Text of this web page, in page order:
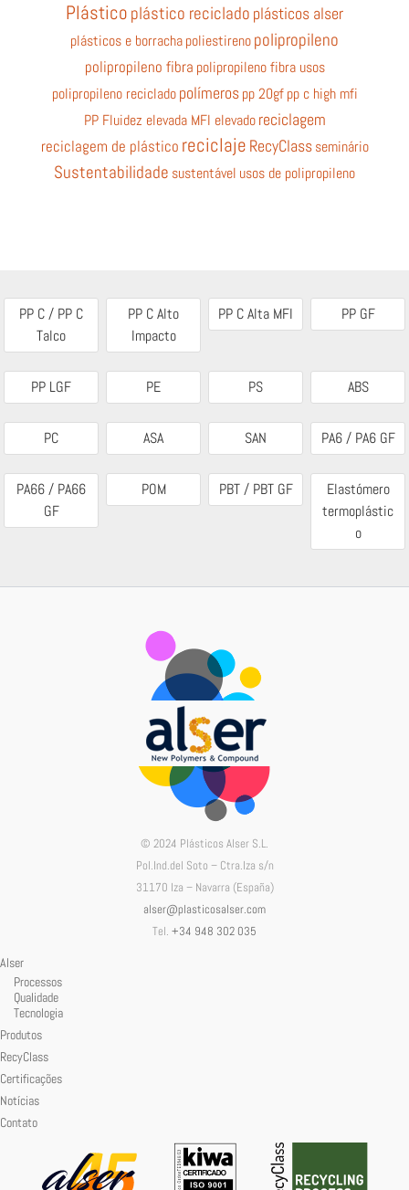
Plástico plástico reciclado plásticos alser
plásticos e borrachapoliestirenopolipropileno
polipropileno fibra polipropileno fibra usos
polipropileno reciclado polímeros pp 20gf pp c high mfi
PP Fluidez elevada MFI elevado reciclagem
reciclagem de plástico reciclaje RecyClass seminário
Sustentabilidade sustentável usos de polipropileno
PP C / PP C
Talco
PP C Alto
Impacto
PP C Alta MFI PP GF
PP LGF PE PS ABS
PC ASA SAN PA6 / PA6 GF
PA66 / PA66
GF
POM PBT / PBT GF
Elastómero
termoplástic
o
© 2024 Plásticos Alser S.L.
Pol.Ind.del Soto – Ctra.Iza s/n
31170 Iza – Navarra (España)
alser@plasticosalser.com
Tel. +34 948 302 035
Alser
Processos
Qualidade
Tecnologia
Produtos
RecyClass
Certificações
Notícias
Contato